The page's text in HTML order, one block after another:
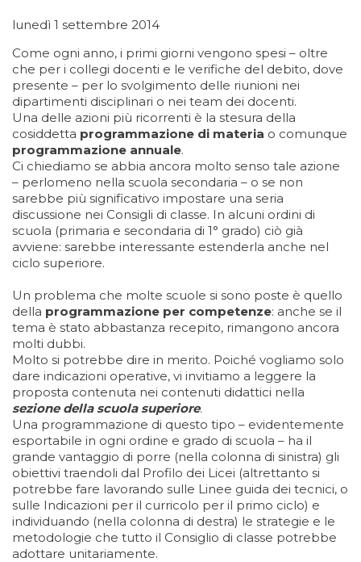
lunedì 1 settembre 2014
Come ogni anno, i primi giorni vengono spesi – oltre
che per i collegi docenti e le verifiche del debito, dove
presente – per lo svolgimento delle riunioni nei
dipartimenti disciplinari o nei team dei docenti.
Una delle azioni più ricorrenti è la stesura della
cosiddetta programmazione di materia o comunque
programmazione annuale.
Ci chiediamo se abbia ancora molto senso tale azione
– perlomeno nella scuola secondaria – o se non
sarebbe più significativo impostare una seria
discussione nei Consigli di classe. In alcuni ordini di
scuola (primaria e secondaria di 1° grado) ciò già
avviene: sarebbe interessante estenderla anche nel
ciclo superiore.
Un problema che molte scuole si sono poste è quello
della programmazione per competenze: anche se il
tema è stato abbastanza recepito, rimangono ancora
molti dubbi.
Molto si potrebbe dire in merito. Poiché vogliamo solo
dare indicazioni operative, vi invitiamo a leggere la
proposta contenuta nei contenuti didattici nella
sezione della scuola superiore.
Una programmazione di questo tipo – evidentemente
esportabile in ogni ordine e grado di scuola – ha il
grande vantaggio di porre (nella colonna di sinistra) gli
obiettivi traendoli dal Profilo dei Licei (altrettanto si
potrebbe fare lavorando sulle Linee guida dei tecnici, o
sulle Indicazioni per il curricolo per il primo ciclo) e
individuando (nella colonna di destra) le strategie e le
metodologie che tutto il Consiglio di classe potrebbe
adottare unitariamente.